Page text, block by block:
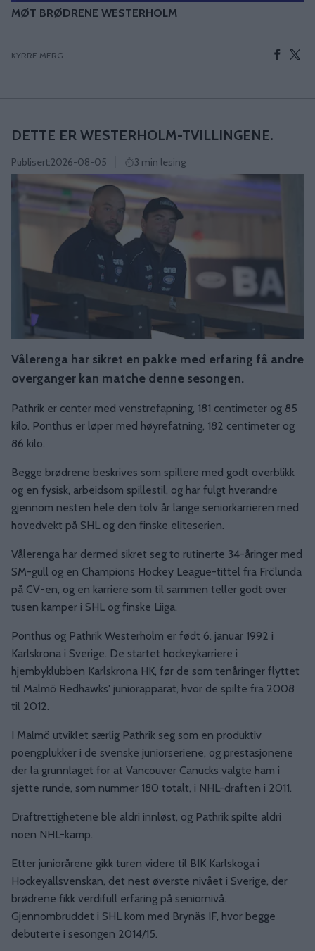
MØT BRØDRENE WESTERHOLM
KYRRE MERG
DETTE ER WESTERHOLM-TVILLINGENE.
Publisert:2026-08-05 3 min lesing
Vålerenga har sikret en pakke med erfaring få andre
overganger kan matche denne sesongen.
Pathrik er center med venstrefapning, 181 centimeter og 85
kilo. Ponthus er løper med høyrefatning, 182 centimeter og
86 kilo.
Begge brødrene beskrives som spillere med godt overblikk
og en fysisk, arbeidsom spillestil, og har fulgt hverandre
gjennom nesten hele den tolv år lange seniorkarrieren med
hovedvekt på SHL og den finske eliteserien.
Vålerenga har dermed sikret seg to rutinerte 34-åringer med
SM-gull og en Champions Hockey League-tittel fra Frölunda
på CV-en, og en karriere som til sammen teller godt over
tusen kamper i SHL og finske Liiga.
Ponthus og Pathrik Westerholm er født 6. januar 1992 i
Karlskrona i Sverige. De startet hockeykarriere i
hjembyklubben Karlskrona HK, før de som tenåringer flyttet
til Malmö Redhawks' juniorapparat, hvor de spilte fra 2008
til 2012.
I Malmö utviklet særlig Pathrik seg som en produktiv
poengplukker i de svenske juniorseriene, og prestasjonene
der la grunnlaget for at Vancouver Canucks valgte ham i
sjette runde, som nummer 180 totalt, i NHL-draften i 2011.
Draftrettighetene ble aldri innløst, og Pathrik spilte aldri
noen NHL-kamp.
Etter juniorårene gikk turen videre til BIK Karlskoga i
Hockeyallsvenskan, det nest øverste nivået i Sverige, der
brødrene fikk verdifull erfaring på seniornivå.
Gjennombruddet i SHL kom med Brynäs IF, hvor begge
debuterte i sesongen 2014/15.